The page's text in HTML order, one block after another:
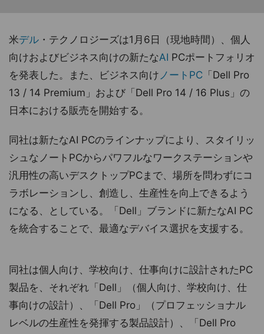
米デル ・テクノロジーズは1月6日（現地時間）、個人
向けおよびビジネス向けの新たなAI PCポートフォリオ
を発表した。また、ビジネス向け ノートPC 「Dell Pro
13 / 14 Premium」および「Dell Pro 14 / 16 Plus」の
日本における販売を開始する。
同社は新たなAI PCのラインナップにより、スタイリッ
シュなノートPCからパワフルなワークステーションや
汎用性の高いデスクトップPCまで、場所を問わずにコ
ラボレーションし、創造し、生産性を向上できるよう
になる、としている。「Dell」ブランドに新たなAI PC
を統合することで、最適なデバイス選択を支援する。
同社は個人向け、学校向け、仕事向けに設計されたPC
製品を、それぞれ「Dell」（個人向け、学校向け、仕
事向けの設計）、「Dell Pro」（プロフェッショナル
レベルの生産性を発揮する製品設計）、「Dell Pro